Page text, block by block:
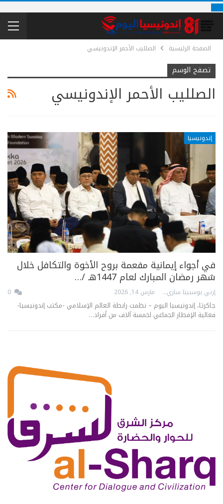
الصفحة الرئيسية الصلليب الأحمر الإندونيسي
تصفح الوسم
الصلليب الأحمر الإندونيسي
إندونيسيا
في أجواء إيمانية مفعمة بروح الأخوة والتكافل خلال
شهر رمضان المبارك لعام 1447هـ /…
إرني بوسبيتا ساري مارس 14, 2026
جاكرتا، إندونيسيا اليوم – نظمت رابطة العالم الإسلامي -مكتب إندونيسيا-
فعالية الإفطار الجماعي لخمسة آلاف من أفراد…